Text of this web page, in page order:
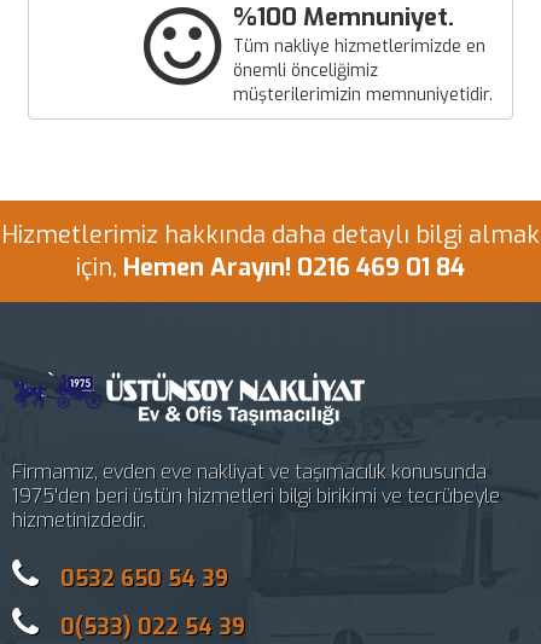
%100 Memnuniyet.
Tüm nakliye hizmetlerimizde en
önemli önceliğimiz
müşterilerimizin memnuniyetidir.
Hizmetlerimiz hakkında daha detaylı bilgi almak
için, Hemen Arayın! 0216 469 01 84
Firmamız, evden eve nakliyat ve taşımacılık konusunda
1975'den beri üstün hizmetleri bilgi birikimi ve tecrübeyle
hizmetinizdedir.
0532 650 54 39
0(533) 022 54 39